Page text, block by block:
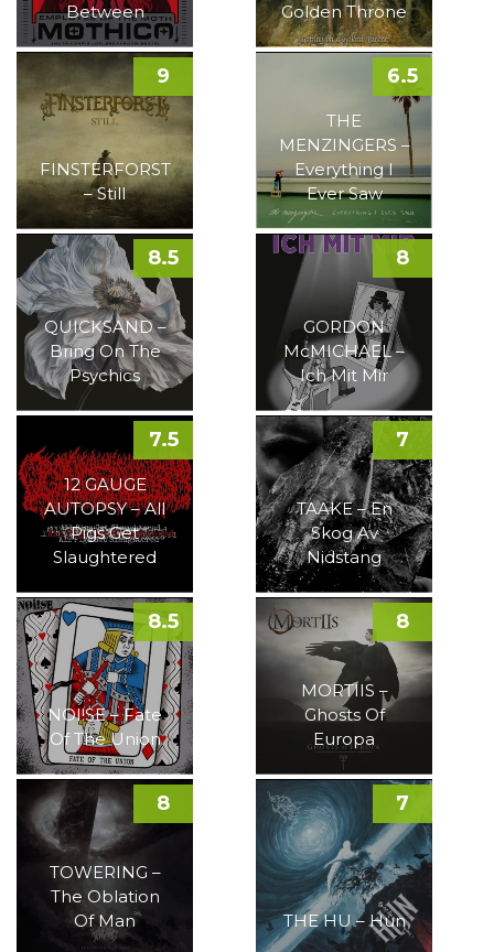
Between
Golden Throne
FINSTERFORST
– Still
9
THE
MENZINGERS –
Everything I
Ever Saw
6.5
QUICKSAND –
Bring On The
Psychics
8.5
GORDON
McMICHAEL –
Ich Mit Mir
8
12 GAUGE
AUTOPSY – All
Pigs Get
Slaughtered
7.5
TAAKE – En
Skog Av
Nidstang
7
NOI!SE – Fate
Of The Union
8.5
MORTIIS –
Ghosts Of
Europa
8
TOWERING –
The Oblation
Of Man
8
THE HU – Hun
7